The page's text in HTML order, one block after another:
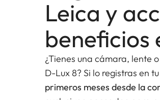
Leica y
beneficios
¿Tienes una cámara, lente
D-Lux 8? Si lo registras en
primeros meses desde la